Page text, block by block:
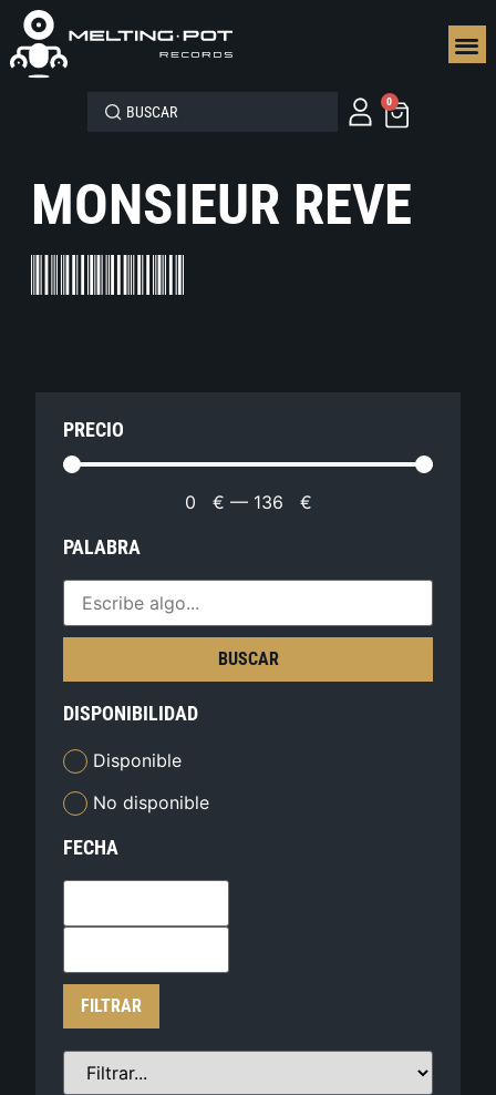
0
MONSIEUR REVE
PRECIO
0 € — 136 €
PALABRA
BUSCAR
DISPONIBILIDAD
Disponible
No disponible
FECHA
FILTRAR